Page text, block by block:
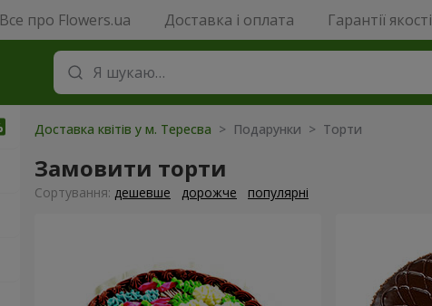
Все про Flowers.ua Доставка і оплата Гарантії якості
Доставка квітів у м. Тересва > Подарунки > Торти
Замовити торти
Сортування: дешевше дорожче популярні